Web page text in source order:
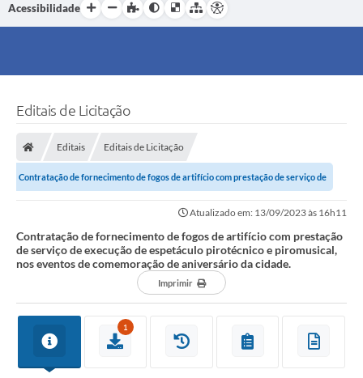
Acessibilidade
Editais de Licitação
Editais Editais de Licitação
Contratação de fornecimento de fogos de artifício com prestação de serviço de
Atualizado em: 13/09/2023 às 16h11
Contratação de fornecimento de fogos de artifício com prestação
de serviço de execução de espetáculo pirotécnico e piromusical,
nos eventos de comemoração de aniversário da cidade.
Imprimir
1